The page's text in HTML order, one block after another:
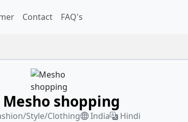
Contact FAQ's
Mesho shopping
Style/Clothing India
Hindi